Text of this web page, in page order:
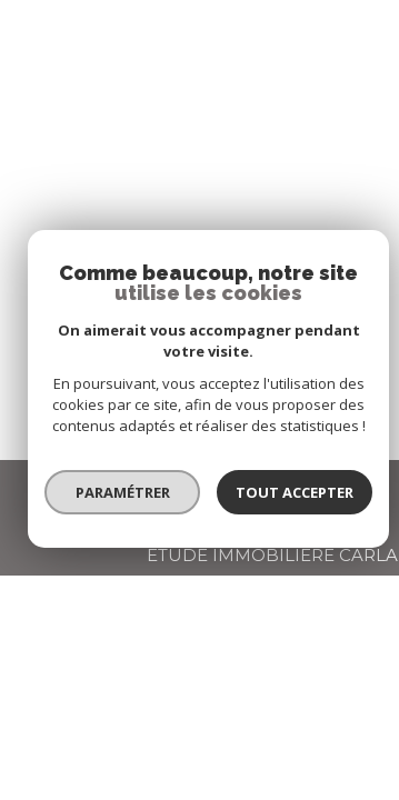
ETUDE IMMOBILIERE CARLA
Comme beaucoup, notre site
utilise les cookies
On aimerait vous accompagner pendant
votre visite.
En poursuivant, vous acceptez l'utilisation des
cookies par ce site, afin de vous proposer des
contenus adaptés et réaliser des statistiques !
PARAMÉTRER TOUT ACCEPTER